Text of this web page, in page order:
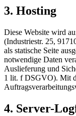
3. Hosting
Diese Website wird
(Industriestr. 25,
als statische Seite
notwendige Daten
Auslieferung und
1 lit. f DSGVO). Mit
4. Server-